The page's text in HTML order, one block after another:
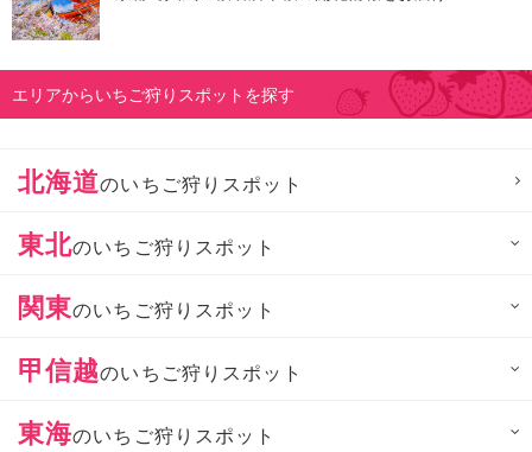
エリアからいちご狩りスポットを探す
北海道のいちご狩りスポット
東北のいちご狩りスポット
関東のいちご狩りスポット
甲信越のいちご狩りスポット
東海のいちご狩りスポット